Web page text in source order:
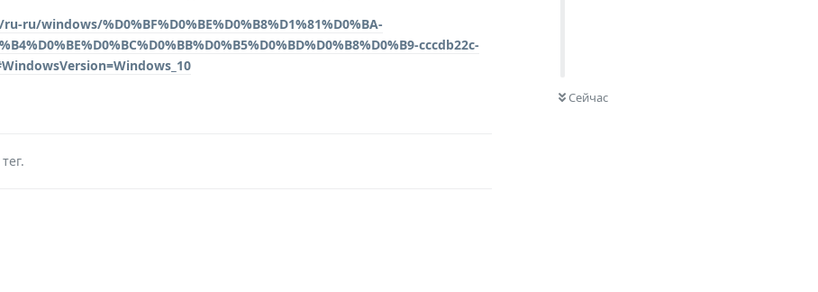
Сейчас
windows/%D0%BF%D0%BE%D0%B8%D1%81%D0%BA-
cccdb22c-
тег.